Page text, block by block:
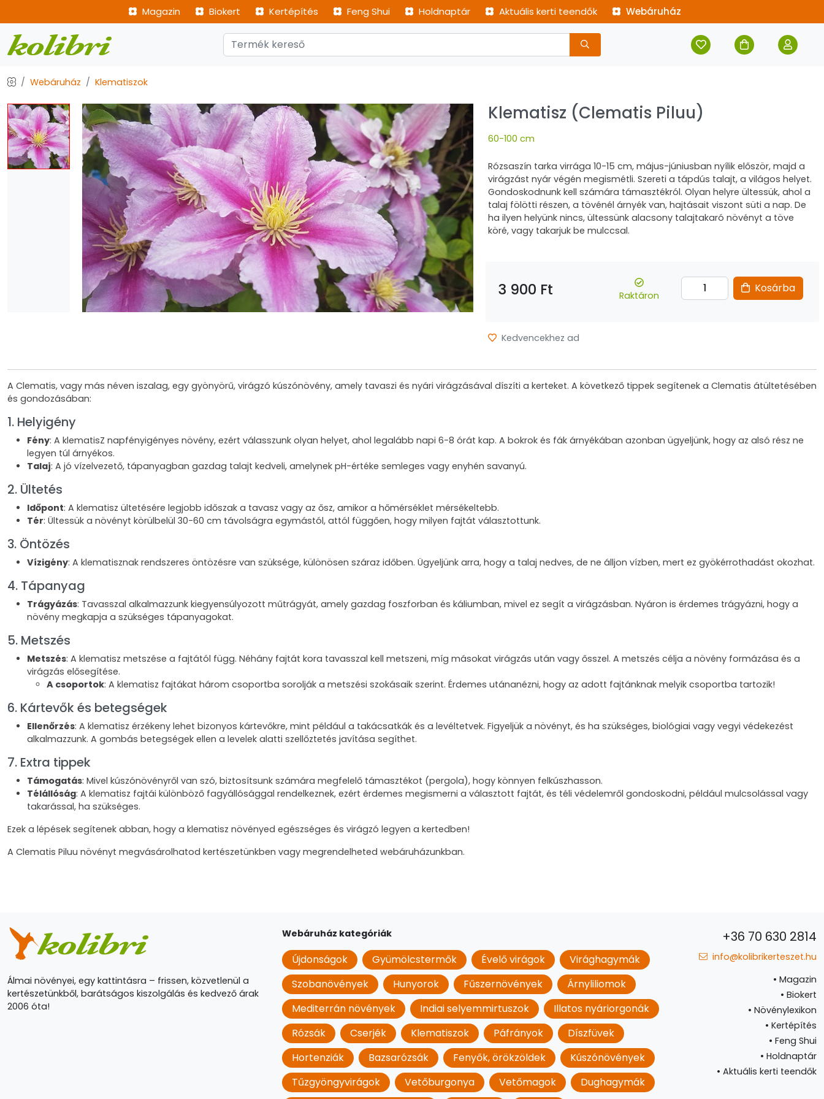
Magazin Biokert Kertépítés Feng Shui Holdnaptár Aktuális kerti teendők Webáruház
Webáruház Klematiszok
Klematisz (Clematis Piluu)
60-100 cm
Rózsaszín tarka virrága 10-15 cm, május-júniusban nyílik először, majd a
virágzást nyár végén megismétli. Szereti a tápdús talajt, a világos helyet.
Gondoskodnunk kell számára támasztékról. Olyan helyre ültessük, ahol a
talaj fölötti részen, a tövénél árnyék van, hajtásait viszont süti a nap. De
ha ilyen helyünk nincs, ültessünk alacsony talajtakaró növényt a töve
köré, vagy takarjuk be mulccsal.
3 900 Ft Raktáron
Kosárba
Kedvencekhez ad
A Clematis, vagy más néven iszalag, egy gyönyörű, virágzó kúszónövény, amely tavaszi és nyári virágzásával díszíti a kerteket. A következő tippek segítenek a Clematis átültetésében
és gondozásában:
1. Helyigény
Fény: A klematisZ napfényigényes növény, ezért válasszunk olyan helyet, ahol legalább napi 6-8 órát kap. A bokrok és fák árnyékában azonban ügyeljünk, hogy az alsó rész ne
legyen túl árnyékos.
Talaj: A jó vízelvezető, tápanyagban gazdag talajt kedveli, amelynek pH-értéke semleges vagy enyhén savanyú.
2. Ültetés
Időpont: A klematisz ültetésére legjobb időszak a tavasz vagy az ősz, amikor a hőmérséklet mérsékeltebb.
Tér: Ültessük a növényt körülbelül 30-60 cm távolságra egymástól, attól függően, hogy milyen fajtát választottunk.
3. Öntözés
Vízigény: A klematisznak rendszeres öntözésre van szüksége, különösen száraz időben. Ügyeljünk arra, hogy a talaj nedves, de ne álljon vízben, mert ez gyökérrothadást okozhat.
4. Tápanyag
Trágyázás: Tavasszal alkalmazzunk kiegyensúlyozott műtrágyát, amely gazdag foszforban és káliumban, mivel ez segít a virágzásban. Nyáron is érdemes trágyázni, hogy a
növény megkapja a szükséges tápanyagokat.
5. Metszés
Metszés: A klematisz metszése a fajtától függ. Néhány fajtát kora tavasszal kell metszeni, míg másokat virágzás után vagy ősszel. A metszés célja a növény formázása és a
virágzás elősegítése.
A csoportok: A klematisz fajtákat három csoportba sorolják a metszési szokásaik szerint. Érdemes utánanézni, hogy az adott fajtánknak melyik csoportba tartozik!
6. Kártevők és betegségek
Ellenőrzés: A klematisz érzékeny lehet bizonyos kártevőkre, mint például a takácsatkák és a levéltetvek. Figyeljük a növényt, és ha szükséges, biológiai vagy vegyi védekezést
alkalmazzunk. A gombás betegségek ellen a levelek alatti szellőztetés javítása segíthet.
7. Extra tippek
Támogatás: Mivel kúszónövényről van szó, biztosítsunk számára megfelelő támasztékot (pergola), hogy könnyen felkúszhasson.
Télállóság: A klematisz fajtái különböző fagyállósággal rendelkeznek, ezért érdemes megismerni a választott fajtát, és téli védelemről gondoskodni, például mulcsolással vagy
takarással, ha szükséges.
Ezek a lépések segítenek abban, hogy a klematisz növényed egészséges és virágzó legyen a kertedben!
A Clematis Piluu növényt megvásárolhatod kertészetünkben vagy megrendelheted webáruházunkban.
Álmai növényei, egy kattintásra – frissen, közvetlenül a
kertészetünkből, barátságos kiszolgálás és kedvező árak
2006 óta!
Webáruház kategóriák
Újdonságok Gyümölcstermők Évelő virágok
Virághagymák
Szobanövények
Hunyorok Fűszernövények
Árnyliliomok
Mediterrán növények
Indiai selyemmirtuszok
Illatos nyáriorgonák
Rózsák
Cserjék Klematiszok Páfrányok
Díszfüvek
Hortenziák
Bazsarózsák Fenyők, örökzöldek
Kúszónövények
Tűzgyöngyvirágok
Vetőburgonya Vetőmagok Dughagymák
+36 70 630 2814
info@kolibrikerteszet.hu
• Magazin
• Biokert
• Növénylexikon
• Kertépítés
• Feng Shui
• Holdnaptár
• Aktuális kerti teendők